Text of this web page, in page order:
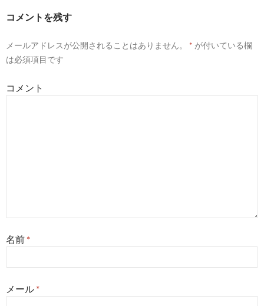
ゲ
ー
シ
ョ
ン
コメントを残す
メールアドレスが公開されることはありません。 * が付いている欄
は必須項目です
コメント
名前 *
メール *